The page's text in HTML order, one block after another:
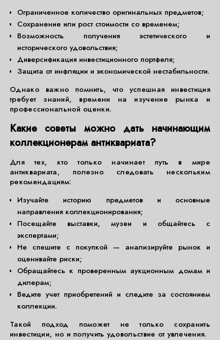
Ограниченное количество оригинальных предметов;
Сохранение или рост стоимости со временем;
Возможность получения эстетического и
исторического удовольствия;
Диверсификация инвестиционного портфеля;
Защита от инфляции и экономической нестабильности.
Однако важно помнить, что успешная инвестиция
требует знаний, времени на изучение рынка и
профессиональной оценки.
Какие советы можно дать начинающим
коллекционерам антиквариата?
Для тех, кто только начинает путь в мире
антиквариата, полезно следовать нескольким
рекомендациям:
Изучайте историю предметов и основные
направления коллекционирования;
Посещайте выставки, музеи и общайтесь с
экспертами;
Не спешите с покупкой — анализируйте рынок и
оценивайте риски;
Обращайтесь к проверенным аукционным домам и
дилерам;
Ведите учет приобретений и следите за состоянием
коллекции.
Такой подход поможет не только сохранить
инвестиции, но и получить удовольствие от увлечения.